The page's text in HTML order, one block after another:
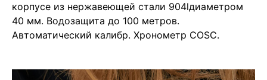
корпусе из нержавеющей стали 904lдиаметром
40 мм. Водозащита до 100 метров.
Автоматический калибр. Хронометр COSC.